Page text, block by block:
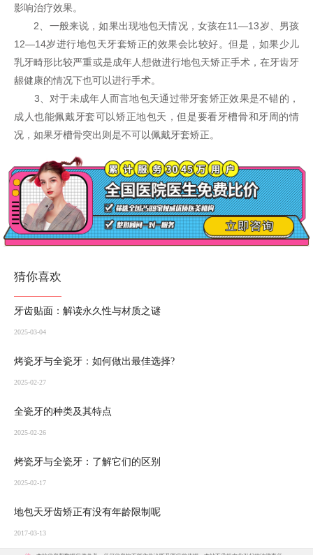
影响治疗效果。
2、一般来说，如果出现地包天情况，女孩在11—13岁、男孩
12—14岁进行地包天牙套矫正的效果会比较好。但是，如果少儿
乳牙畸形比较严重或是成年人想做进行地包天矫正手术，在牙齿牙
龈健康的情况下也可以进行手术。
3、对于未成年人而言地包天通过带牙套矫正效果是不错的，
成人也能佩戴牙套可以矫正地包天，但是要看牙槽骨和牙周的情
况，如果牙槽骨突出则是不可以佩戴牙套矫正。
猜你喜欢
牙齿贴面：解读永久性与材质之谜
2025-03-04
烤瓷牙与全瓷牙：如何做出最佳选择?
2025-02-27
全瓷牙的种类及其特点
2025-02-26
烤瓷牙与全瓷牙：了解它们的区别
2025-02-17
地包天牙齿矫正有没有年龄限制呢
2017-03-13